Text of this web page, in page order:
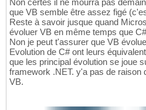
Non certes il ne mourra pas
que VB semble être assez figé
Reste à savoir jusque quand
évoluer VB en même temps que
Non je peut t'assurer que VB
Evolution de C# ont leurs
que les principal évolution se joue
framework .NET. y'a pas de raison
VB.